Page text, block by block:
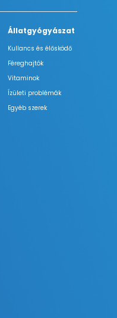
Állatgyógyászat
Kullancs és élősködő
Féreghajtók
Vitaminok
Ízületi problémák
Egyéb szerek